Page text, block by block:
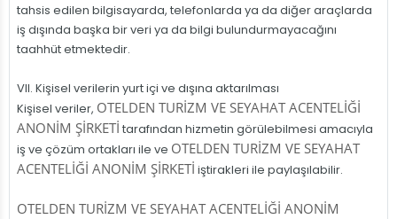
tahsis edilen bilgisayarda, telefonlarda ya da diğer araçlarda
iş dışında başka bir veri ya da bilgi bulundurmayacağını
taahhüt etmektedir.
VII. Kişisel verilerin yurt içi ve dışına aktarılması
Kişisel veriler, OTELDEN TURİZM VE SEYAHAT ACENTELİĞİ
ANONİM ŞİRKETİ tarafından hizmetin görülebilmesi amacıyla
iş ve çözüm ortakları ile ve OTELDEN TURİZM VE SEYAHAT
ACENTELİĞİ ANONİM ŞİRKETİ iştirakleri ile paylaşılabilir.
OTELDEN TURİZM VE SEYAHAT ACENTELİĞİ ANONİM